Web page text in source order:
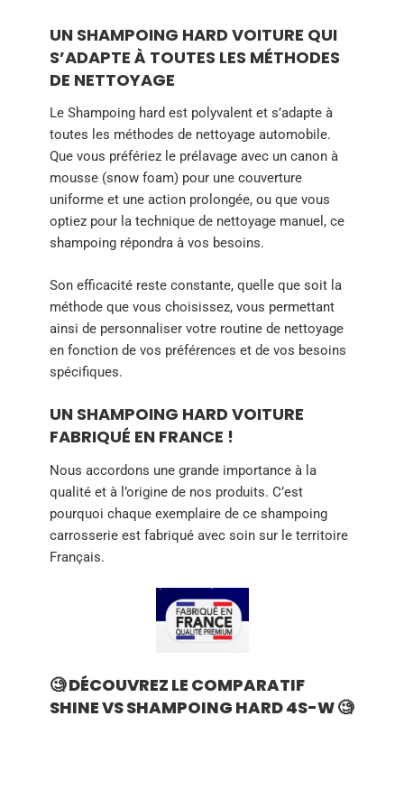
UN SHAMPOING HARD VOITURE QUI
S’ADAPTE À TOUTES LES MÉTHODES
DE NETTOYAGE
Le Shampoing hard est polyvalent et s’adapte à
toutes les méthodes de nettoyage automobile.
Que vous préfériez le prélavage avec un canon à
mousse (snow foam) pour une couverture
uniforme et une action prolongée, ou que vous
optiez pour la technique de nettoyage manuel, ce
shampoing répondra à vos besoins.
Son efficacité reste constante, quelle que soit la
méthode que vous choisissez, vous permettant
ainsi de personnaliser votre routine de nettoyage
en fonction de vos préférences et de vos besoins
spécifiques.
UN SHAMPOING HARD VOITURE
FABRIQUÉ EN FRANCE !
Nous accordons une grande importance à la
qualité et à l’origine de nos produits. C’est
pourquoi chaque exemplaire de ce shampoing
carrosserie est fabriqué avec soin sur le territoire
Français.
🧐 DÉCOUVREZ LE COMPARATIF
SHINE VS SHAMPOING HARD 4S-W 🧐